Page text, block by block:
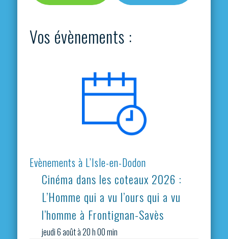
Vos évènements :
Evènements à L’Isle-en-Dodon
Cinéma dans les coteaux 2026 :
L’Homme qui a vu l’ours qui a vu
l’homme à Frontignan-Savès
jeudi 6 août à 20 h 00 min